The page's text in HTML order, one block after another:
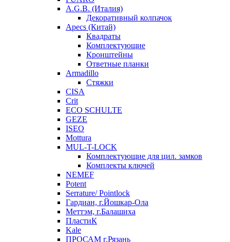
A.G.B. (Италия)
Декоративный колпачок
Apecs (Китай)
Квадраты
Комплектующие
Кронштейны
Ответные планки
Armadillo
Стяжки
CISA
Crit
ECO SCHULTE
GEZE
ISEO
Mottura
MUL-T-LOCK
Комплектующие для цил. замков
Комплекты ключей
NEMEF
Potent
Serrature/ Pointlock
Гардиан, г.Йошкар-Ола
Меттэм, г.Балашиха
ПластиК
Kale
ПРОСАМ г.Рязань